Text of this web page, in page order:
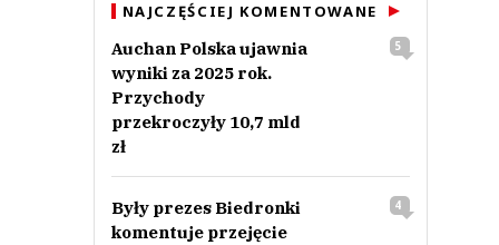
NAJCZĘŚCIEJ KOMENTOWANE
Auchan Polska ujawnia
wyniki za 2025 rok.
Przychody
przekroczyły 10,7 mld
zł
5
Były prezes Biedronki
komentuje przejęcie
4